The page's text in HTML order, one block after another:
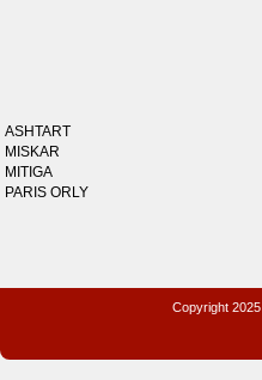
ASHTART
MISKAR
MITIGA
PARIS ORLY
Copyright 2025